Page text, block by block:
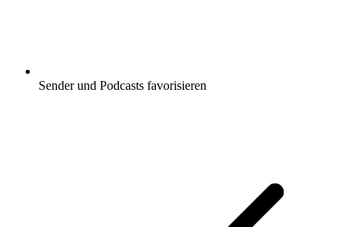
Sender und Podcasts favorisieren